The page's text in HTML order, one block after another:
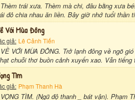
Thèm trái xưa. Thèm mà chi, đâu bằng xưa
đỏ chia nhau ăn liền. Bây giờ nhớ tuổi thần
Với Mùa Đông
giả: Lê Cảnh Tiến
VỀ VỚI MÙA ĐÔNG. Trở lạnh đông về ngõ
chuỗi thơ buồn cảnh xuyến xao. Vẫn
Tìm
giả: Phạm Thanh Hà
VỌNG TÌM. (Ngũ độ thanh _ bát vận). Phạm